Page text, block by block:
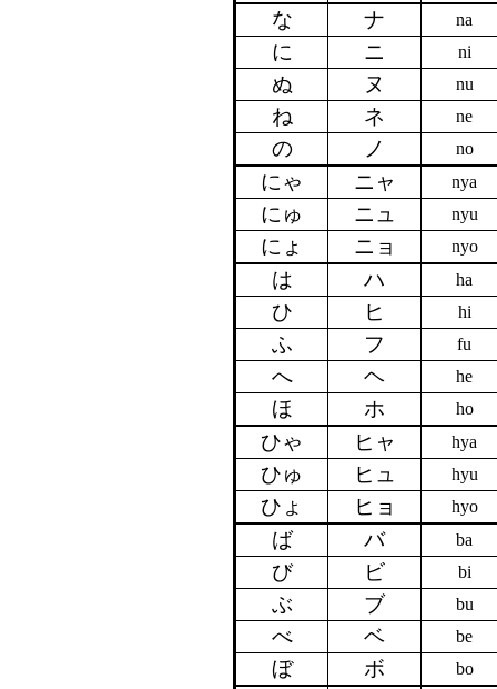
な ナ na
に ニ ni
ぬ ヌ nu
ね ネ ne
の ノ no
にゃ ニャ nya
にゅ ニュ nyu
にょ ニョ nyo
は ハ ha
ひ ヒ hi
ふ フ fu
へ ヘ he
ほ ホ ho
ひゃ ヒャ hya
ひゅ ヒュ hyu
ひょ ヒョ hyo
ば バ ba
び ビ bi
ぶ ブ bu
べ ベ be
ぼ ボ bo